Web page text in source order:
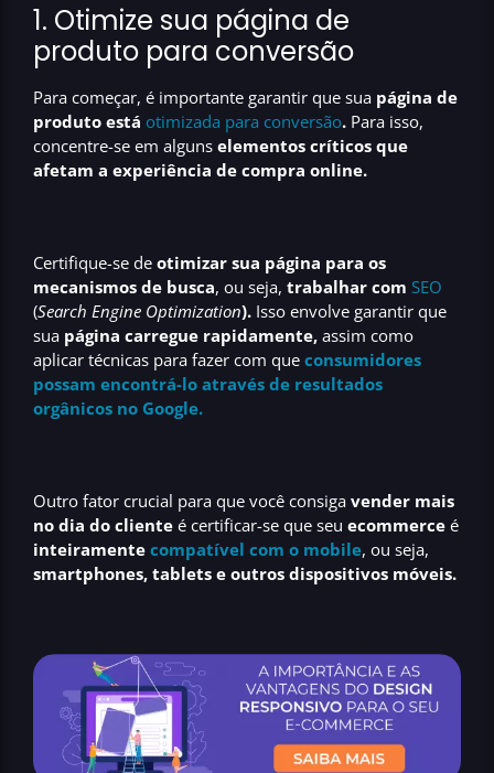
1. Otimize sua página de
produto para conversão
Para começar, é importante garantir que sua página de
produto está otimizada para conversão. Para isso,
concentre-se em alguns elementos críticos que
afetam a experiência de compra online.
Certifique-se de otimizar sua página para os
mecanismos de busca, ou seja, trabalhar com SEO
(Search Engine Optimization). Isso envolve garantir que
sua página carregue rapidamente, assim como
aplicar técnicas para fazer com que consumidores
possam encontrá-lo através de resultados
orgânicos no Google.
Outro fator crucial para que você consiga vender mais
no dia do cliente é certificar-se que seu ecommerce é
inteiramente compatível com o mobile, ou seja,
smartphones, tablets e outros dispositivos móveis.